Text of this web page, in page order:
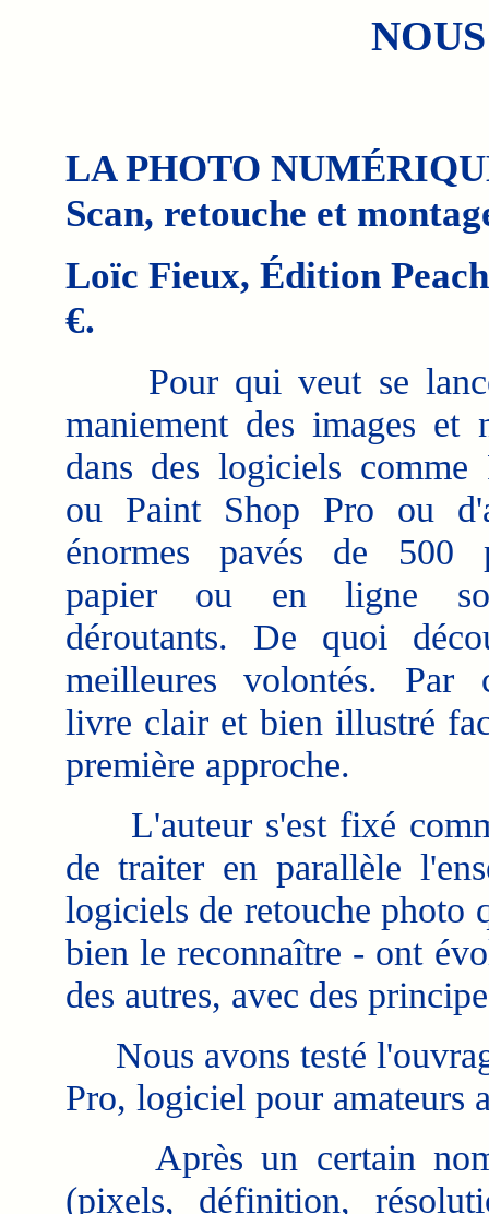
LA PHOTO
Scan, retouche et
Loïc Fieux, Édition
€.
Pour qui veut se
maniement des images et
dans des logiciels comme
ou Paint Shop Pro ou
énormes pavés de 500
papier ou en ligne
déroutants. De quoi
meilleures volontés. Par
livre clair et bien illustré
première approche.
L'auteur s'est fixé
de traiter en parallèle
logiciels de retouche photo
bien le reconnaître - ont
des autres, avec des
Nous avons testé
Pro, logiciel pour amateurs
Après un certain
(pixels, définition,